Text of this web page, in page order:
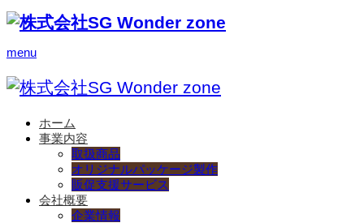
menu
ホーム
事業内容
取扱商品
オリジナルパッケージ製作
販促支援サービス
会社概要
企業情報